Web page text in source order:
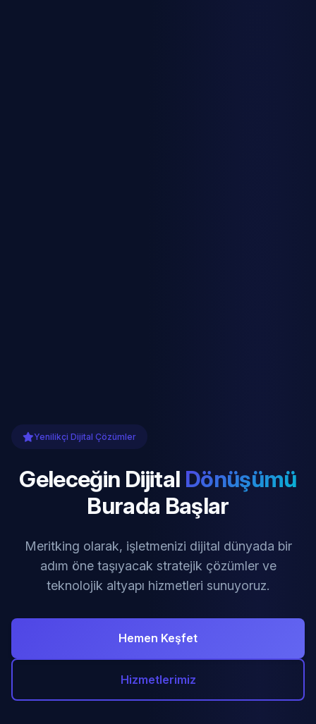
Yenilikçi Dijital Çözümler
Geleceğin Dijital Dönüşümü
Burada Başlar
Meritking olarak, işletmenizi dijital dünyada bir
adım öne taşıyacak stratejik çözümler ve
teknolojik altyapı hizmetleri sunuyoruz.
Hemen Keşfet
Hizmetlerimiz